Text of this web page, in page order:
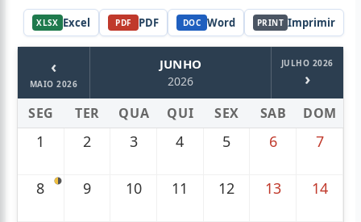
XLSX Excel PDF PDF DOC Word PRINT Imprimir
‹
MAIO 2026
JUNHO
2026
JULHO 2026
›
SEG TER QUA QUI SEX SAB DOM
1 2 3 4 5 6 7
8 9 10 11 12 13 14